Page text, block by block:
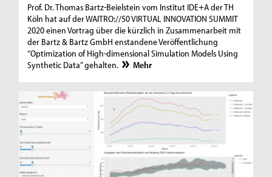
Prof. Dr. Thomas Bartz-Beielstein vom Institut IDE+A der TH
Köln hat auf der WAITRO://50 VIRTUAL INNOVATION SUMMIT
2020 einen Vortrag über die kürzlich in Zusammenarbeit mit
der Bartz & Bartz GmbH enstandene Veröffentlichung
“Optimization of High-dimensional Simulation Models Using
Synthetic Data” gehalten.
Mehr